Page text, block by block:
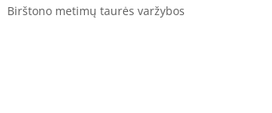
Birštono metimų taurės varžybos